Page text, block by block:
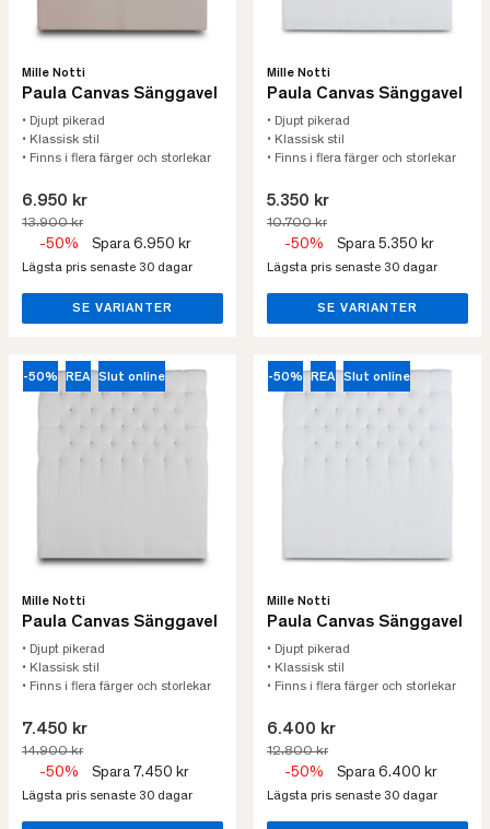
Mille Notti
Paula Canvas Sänggavel
• Djupt pikerad
• Klassisk stil
• Finns i flera färger och storlekar
6.950 kr
13.900 kr
-50% Spara 6.950 kr
Lägsta pris senaste 30 dagar
SE VARIANTER
Mille Notti
Paula Canvas Sänggavel
• Djupt pikerad
• Klassisk stil
• Finns i flera färger och storlekar
5.350 kr
10.700 kr
-50% Spara 5.350 kr
Lägsta pris senaste 30 dagar
SE VARIANTER
-50% REA Slut online
Mille Notti
Paula Canvas Sänggavel
• Djupt pikerad
• Klassisk stil
• Finns i flera färger och storlekar
7.450 kr
14.900 kr
-50% Spara 7.450 kr
Lägsta pris senaste 30 dagar
-50% REA Slut online
Mille Notti
Paula Canvas Sänggavel
• Djupt pikerad
• Klassisk stil
• Finns i flera färger och storlekar
6.400 kr
12.800 kr
-50% Spara 6.400 kr
Lägsta pris senaste 30 dagar